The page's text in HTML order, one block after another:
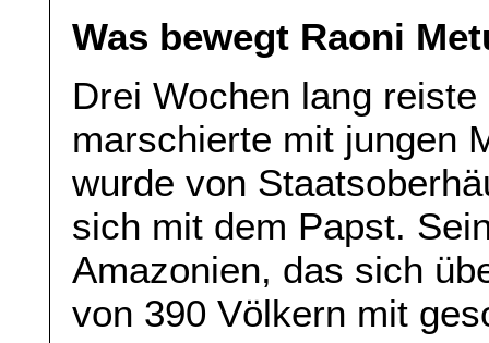
Was bewegt Raoni
Drei Wochen lang
marschierte mit jungen
wurde von
sich mit dem Papst.
Amazonien, das sich
von 390 Völkern mit